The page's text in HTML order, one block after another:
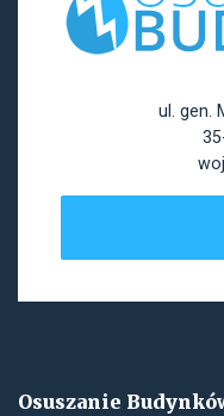
ul. gen.
Osuszanie